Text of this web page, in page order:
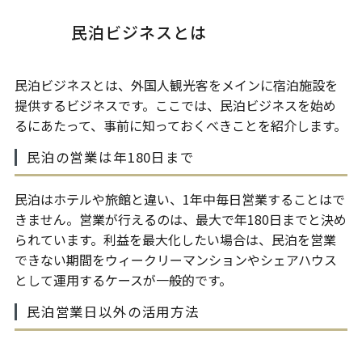
民泊ビジネスとは
民泊ビジネスとは、外国人観光客をメインに宿泊施設を
提供するビジネスです。ここでは、民泊ビジネスを始め
るにあたって、事前に知っておくべきことを紹介します。
民泊の営業は年180日まで
民泊はホテルや旅館と違い、1年中毎日営業することはで
きません。営業が行えるのは、最大で年180日までと決め
られています。利益を最大化したい場合は、民泊を営業
できない期間をウィークリーマンションやシェアハウス
として運用するケースが一般的です。
民泊営業日以外の活用方法